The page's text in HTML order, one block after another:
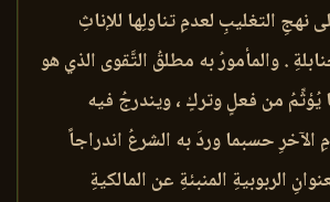
نهجِ التغليبِ لعدمِ تناولِها للإناثِ
. والمأمورُ به مطلقُ التَّقوى الذي هو
من فعلٍ وتركٍ ، ويندرجُ فيه
الآخرِ حسبما وردَ به الشرعُ اندراجاً
الربوبيةِ المنبئةِ عن المالكيةِ